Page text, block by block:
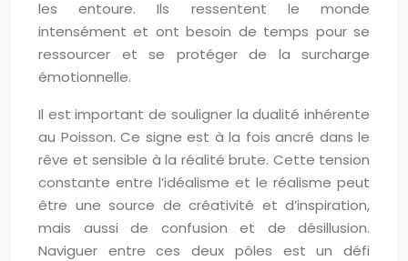
les entoure. Ils ressentent le monde
intensément et ont besoin de temps pour se
ressourcer et se protéger de la surcharge
émotionnelle.
Il est important de souligner la dualité inhérente
au Poisson. Ce signe est à la fois ancré dans le
rêve et sensible à la réalité brute. Cette tension
constante entre l’idéalisme et le réalisme peut
être une source de créativité et d’inspiration,
mais aussi de confusion et de désillusion.
Naviguer entre ces deux pôles est un défi